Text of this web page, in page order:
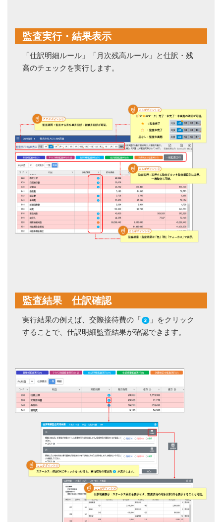
監査実行・結果表示
「仕訳明細ルール」「月次残高ルール」と仕訳・残
高のチェックを実行します。
監査結果 仕訳確認
実行結果の例えば、交際接待費の「
」をクリック
することで、仕訳明細監査結果が確認できます。